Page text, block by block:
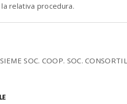
relativa procedura.
SOC. COOP. SOC.